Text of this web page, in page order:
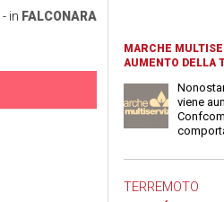
- in FALCONARA
MARCHE
AUMENTO DELLA
viene
TERREMOTO